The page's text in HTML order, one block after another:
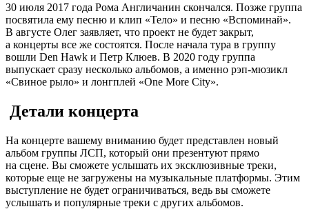
30 июля 2017 года Рома Англичанин скончался. Позже группа
посвятила ему песню и клип «Тело» и песню «Вспоминай».
В августе Олег заявляет, что проект не будет закрыт,
а концерты все же состоятся. После начала тура в группу
вошли Den Hawk и Петр Клюев. В 2020 году группа
выпускает сразу несколько альбомов, а именно рэп-мюзикл
«Свиное рыло» и лонгплей «One More City».
Детали концерта
На концерте вашему вниманию будет представлен новый
альбом группы ЛСП, который они презентуют прямо
на сцене. Вы сможете услышать их эксклюзивные треки,
которые еще не загружены на музыкальные платформы. Этим
выступление не будет ограничиваться, ведь вы сможете
услышать и популярные треки с других альбомов.